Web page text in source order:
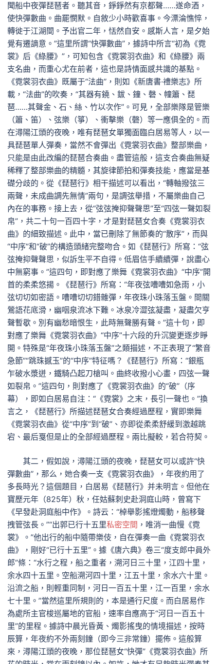
聞船中夜彈琵琶者。聽其音，錚錚然有京都聲……遂命酒，
使快彈數曲。曲罷憫默。自敘少小時歡喜事。今漂淪憔悴，
轉徙于江湖間。予出官二年，恬然自安。感斯人言，是夕始
覺有遷謫意。”這里所謂“快彈數曲”，據詩中所言“初為《霓
裳》后《綠腰》”，可知包含《霓裳羽衣曲》和《綠腰》兩
支名曲，而重心尤在前者，這也是詩情面感共識的基點。
《霓裳羽衣曲》既屬于“法曲”，則如《新唐書·禮樂志》所
載，“法曲”的吹奏，“其器有鐃、鈸、鐘、磬、幢簫、琵
琶……其聲金、石、絲、竹以次作”。可見，全部樂隊是管樂
（簫、笛）、弦樂（箏）、衝擊樂（磬）等一應俱全的。而
在潯陽江頭的夜晚，唯有琵琶女單獨面臨白居易等人，以一
具琵琶單人彈奏，當然不會彈出《霓裳羽衣曲》整部樂曲，
只能是由此改編的琵琶合奏曲。盡管這般，這支合奏曲無疑
稀釋了整部樂曲的精髓，其旋律節拍和彈奏技能，應當是基
礎分歧的。從《琵琶行》相干描述可以看出，“轉軸撥弦三
兩聲，未成曲調先無情”兩句，是調弦舉措，不屬樂曲自己
內在的事務。接上去，從“弦弦掩抑聲聲思”至“四弦一聲如裂
帛”，共二十句一百四十字，才是對琵琶女合奏《霓裳羽衣
曲》的細致描述。此中，當已刪除了無節奏的“散序”，而與
“中序”和“破”的構造頭緒完整吻合。如《琵琶行》所寫：“弦
弦掩抑聲聲思，似訴生平不自得。低眉信手續續彈，說盡心
中無窮事。”這四句，即對應了樂舞《霓裳羽衣曲》“中序”開
首的柔柔悠揚。《琵琶行》所寫：“年夜弦嘈嘈如急雨，小
弦切切如密語。嘈嘈切切錯雜彈，年夜珠小珠落玉盤。間關
鶯語花底滑，幽咽泉流冰下難。冰泉冷澀弦凝盡，凝盡欠亨
聲暫歇。別有幽愁暗恨生，此時無聲勝有聲。”這十句，即
對應了樂舞《霓裳羽衣曲》“中序”十六段的升沉變更逐步睜
開。特殊是“年夜珠小珠落玉盤”之類描述，不正表現了“繁音
急節”“跳珠撼玉”的“中序”特征嗎？《琵琶行》所寫：“銀瓶
乍破水漿迸，鐵騎凸起刀槍叫。曲終收撥小心畫，四弦一聲
如裂帛。”這四句，則對應了《霓裳羽衣曲》的“破”（序
幕），即如白居易自注：“《霓裳》之末，長引一聲也。”換
言之，《琵琶行》所描述琵琶女合奏經過歷程，實即樂舞
《霓裳羽衣曲》從“中序”到“破”、亦即從柔柔舒緩到激越跳
宕、最后戛但是止的全部經過歷程。兩比擬較，若合符契。
其二，假如說，潯陽江頭的夜晚，琵琶女可以或許“快
彈數曲”，那么，她合奏一支《霓裳羽衣曲》，年夜約用了
多長時光？這個題目，白居易《琵琶行》并未明言。但他在
寶歷元年（825年）秋，任姑蘇刺史赴洞庭山時，曾寫下
《早發赴洞庭船中作》。詩云：“棹舉影搖燈燭動，船移聲
拽管弦長。”“出郭已行十五里私密空間 ，唯消一曲慢《霓
裳》。”他出行的船中隨帶樂伎，自在彈奏一曲《霓裳羽衣
曲》，剛好“已行十五里”。據《唐六典》卷三“度支郎中員外
郎”條：“水行之程，船之重者，溯河日三十里，江四十里，
余水四十五里。空船溯河四十里，江五十里，余水六十里。
沿流之船，則輕重同制，河日一百五十里，江一百里，余水
七十里。”當然這里所規則的，本是通行尺度。而白居易作
為處所主官梭巡屬地的官船，速率自應高于“河日一百五十
里”的里程。據詩中晨光昏黃、燭影搖曳的情境描述，按時
辰算，年夜約不外兩刻鐘（即今三非常鐘）擺佈。這般算
來，潯陽江頭的夜晚，那位琵琶女“快彈”《霓裳羽衣曲》所